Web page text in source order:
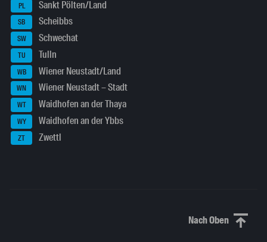
PL Sankt Pölten/Land
SB Scheibbs
SW Schwechat
TU Tulln
WB Wiener Neustadt/Land
WN Wiener Neustadt – Stadt
WT Waidhofen an der Thaya
WY Waidhofen an der Ybbs
ZT Zwettl
Nach ObenNach oben